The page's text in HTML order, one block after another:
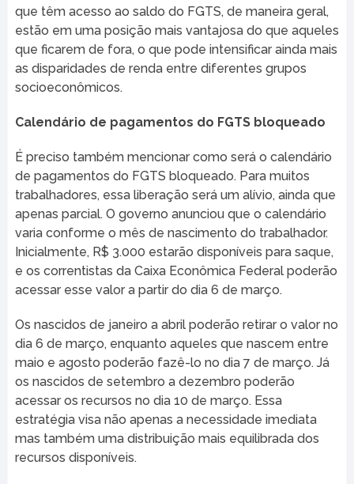
que têm acesso ao saldo do FGTS, de maneira geral,
estão em uma posição mais vantajosa do que aqueles
que ficarem de fora, o que pode intensificar ainda mais
as disparidades de renda entre diferentes grupos
socioeconômicos.
Calendário de pagamentos do FGTS bloqueado
É preciso também mencionar como será o calendário
de pagamentos do FGTS bloqueado. Para muitos
trabalhadores, essa liberação será um alívio, ainda que
apenas parcial. O governo anunciou que o calendário
varia conforme o mês de nascimento do trabalhador.
Inicialmente, R$ 3.000 estarão disponíveis para saque,
e os correntistas da Caixa Econômica Federal poderão
acessar esse valor a partir do dia 6 de março.
Os nascidos de janeiro a abril poderão retirar o valor no
dia 6 de março, enquanto aqueles que nascem entre
maio e agosto poderão fazê-lo no dia 7 de março. Já
os nascidos de setembro a dezembro poderão
acessar os recursos no dia 10 de março. Essa
estratégia visa não apenas a necessidade imediata
mas também uma distribuição mais equilibrada dos
recursos disponíveis.